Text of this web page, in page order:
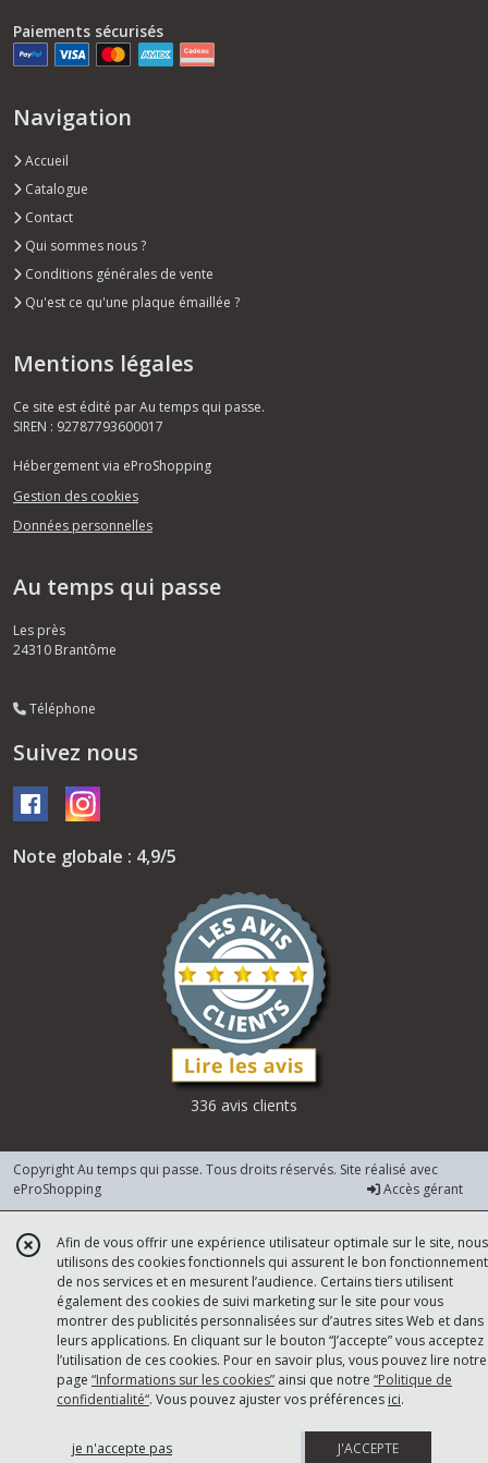
Paiements sécurisés
Navigation
Accueil
Catalogue
Contact
Qui sommes nous ?
Conditions générales de vente
Qu'est ce qu'une plaque émaillée ?
Mentions légales
Ce site est édité par Au temps qui passe.
SIREN : 92787793600017
Hébergement via eProShopping
Gestion des cookies
Données personnelles
Au temps qui passe
Les près
24310 Brantôme
Téléphone
Suivez nous
Note globale : 4,9/5
336 avis clients
Copyright Au temps qui passe. Tous droits réservés. Site réalisé avec
eProShopping
Accès gérant
Afin de vous offrir une expérience utilisateur optimale sur le site, nous
utilisons des cookies fonctionnels qui assurent le bon fonctionnement
de nos services et en mesurent l’audience. Certains tiers utilisent
également des cookies de suivi marketing sur le site pour vous
montrer des publicités personnalisées sur d’autres sites Web et dans
leurs applications. En cliquant sur le bouton “J’accepte” vous acceptez
l’utilisation de ces cookies. Pour en savoir plus, vous pouvez lire notre
page “Informations sur les cookies” ainsi que notre “Politique de
confidentialité“. Vous pouvez ajuster vos préférences ici.
je n'accepte pas J'ACCEPTE